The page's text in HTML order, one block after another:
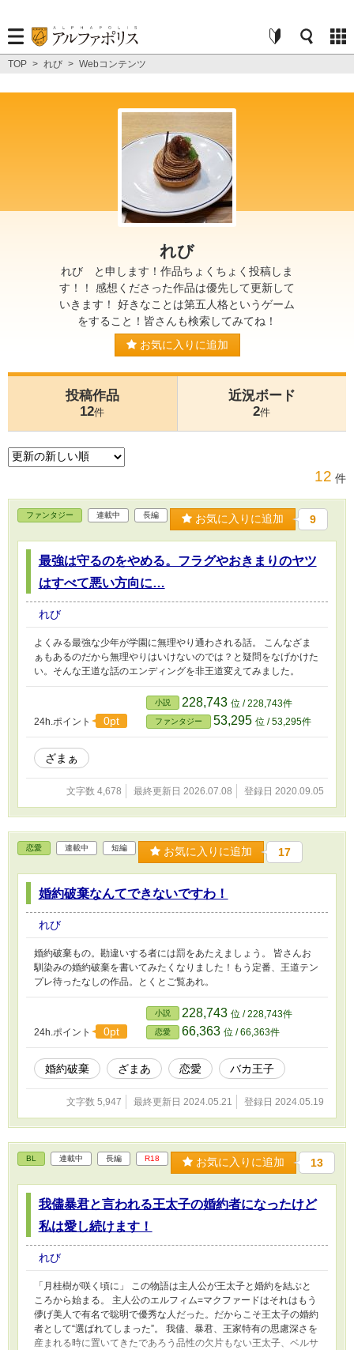
TOP > れび > Webコンテンツ
れび
れび と申します！作品ちょくちょく投稿しま
す！！ 感想くださった作品は優先して更新して
いきます！ 好きなことは第五人格というゲーム
をすること！皆さんも検索してみてね！
お気に入りに追加
投稿作品
12件
近況ボード
2件
12 件
ファンタジー 連載中 長編 お気に入りに追加 9
最強は守るのをやめる。フラグやおきまりのヤツ
はすべて悪い方向に…
れび
よくみる最強な少年が学園に無理やり通わされる話。 こんなざま
ぁもあるのだから無理やりはいけないのでは？と疑問をなげかけた
い。そんな王道な話のエンディングを非王道変えてみました。
24h.ポイント 0pt
小説 228,743 位 / 228,743件
ファンタジー 53,295 位 / 53,295件
ざまぁ
文字数 4,678 最終更新日 2026.07.08 登録日 2020.09.05
恋愛 連載中 短編 お気に入りに追加 17
婚約破棄なんてできないですわ！
れび
婚約破棄もの。勘違いする者には罰をあたえましょう。 皆さんお
馴染みの婚約破棄を書いてみたくなりました！もう定番、王道テン
プレ待ったなしの作品。とくとご覧あれ。
24h.ポイント 0pt
小説 228,743 位 / 228,743件
恋愛 66,363 位 / 66,363件
婚約破棄 ざまあ 恋愛 バカ王子
文字数 5,947 最終更新日 2024.05.21 登録日 2024.05.19
BL 連載中 長編 R18 お気に入りに追加 13
我儘暴君と言われる王太子の婚約者になったけど
私は愛し続けます！
れび
「月桂樹が咲く頃に」 この物語は主人公が王太子と婚約を結ぶと
ころから始まる。 主人公のエルフィム=マクファードはそれはもう
儚げ美人で有名で聡明で優秀な人だった。だからこそ王太子の婚約
者として“選ばれてしまった”。 我儘、暴君、王家特有の思慮深さを
産まれる時に置いてきたであろう品性の欠片もない王太子、ベルサ